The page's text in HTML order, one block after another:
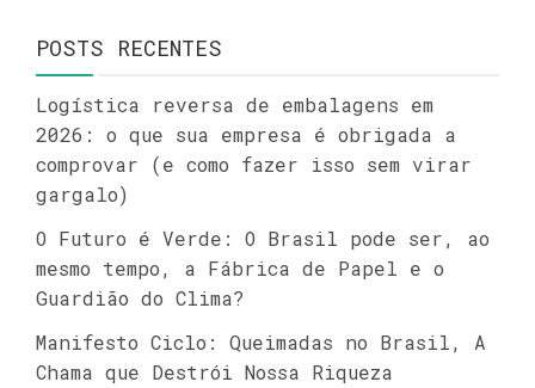
POSTS RECENTES
Logística reversa de embalagens em
2026: o que sua empresa é obrigada a
comprovar (e como fazer isso sem virar
gargalo)
O Futuro é Verde: O Brasil pode ser, ao
mesmo tempo, a Fábrica de Papel e o
Guardião do Clima?
Manifesto Ciclo: Queimadas no Brasil, A
Chama que Destrói Nossa Riqueza